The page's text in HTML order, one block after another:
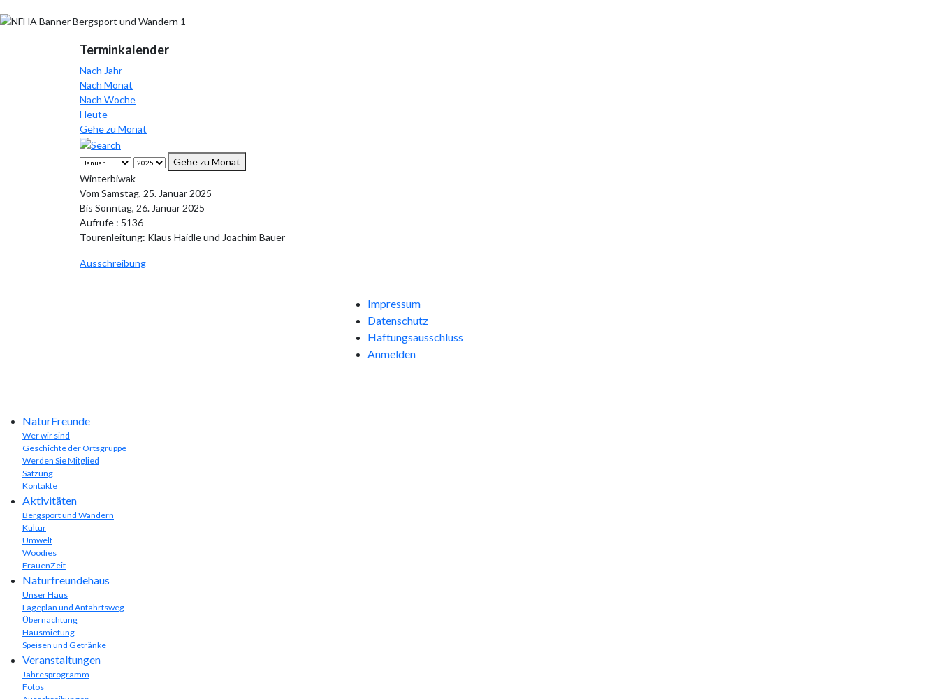
Terminkalender
Nach Jahr
Nach Monat
Nach Woche
Heute
Gehe zu Monat
Gehe zu Monat
Winterbiwak
Vom Samstag, 25. Januar 2025
Bis Sonntag, 26. Januar 2025
Aufrufe : 5136
Tourenleitung: Klaus Haidle und Joachim Bauer
Ausschreibung
Impressum
Datenschutz
Haftungsausschluss
Anmelden
NaturFreunde
Wer wir sind
Geschichte der Ortsgruppe
Werden Sie Mitglied
Satzung
Kontakte
Aktivitäten
Bergsport und Wandern
Kultur
Umwelt
Woodies
FrauenZeit
Naturfreundehaus
Unser Haus
Lageplan und Anfahrtsweg
Übernachtung
Hausmietung
Speisen und Getränke
Veranstaltungen
Jahresprogramm
Fotos